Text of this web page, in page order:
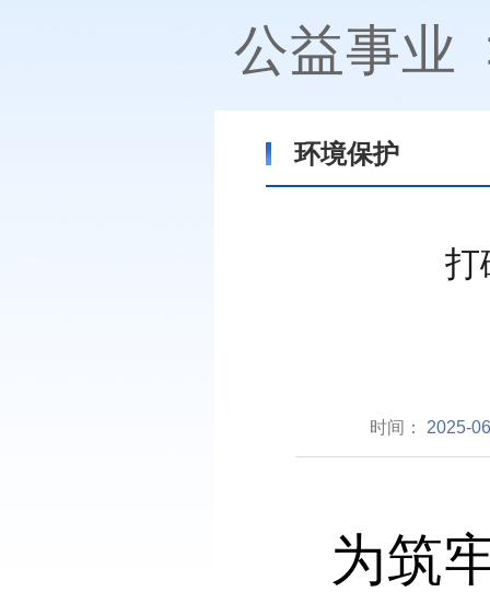
公益事业
环境保护
打
时间： 2025-
为筑